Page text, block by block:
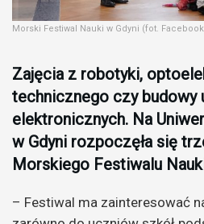
Morski Festiwal Nauki w Gdyni (fot.
Zajęcia z robotyki,
technicznego czy budowy
elektronicznych. Na
w Gdyni rozpoczęła się
Morskiego Festiwalu
– Festiwal ma zainteresować